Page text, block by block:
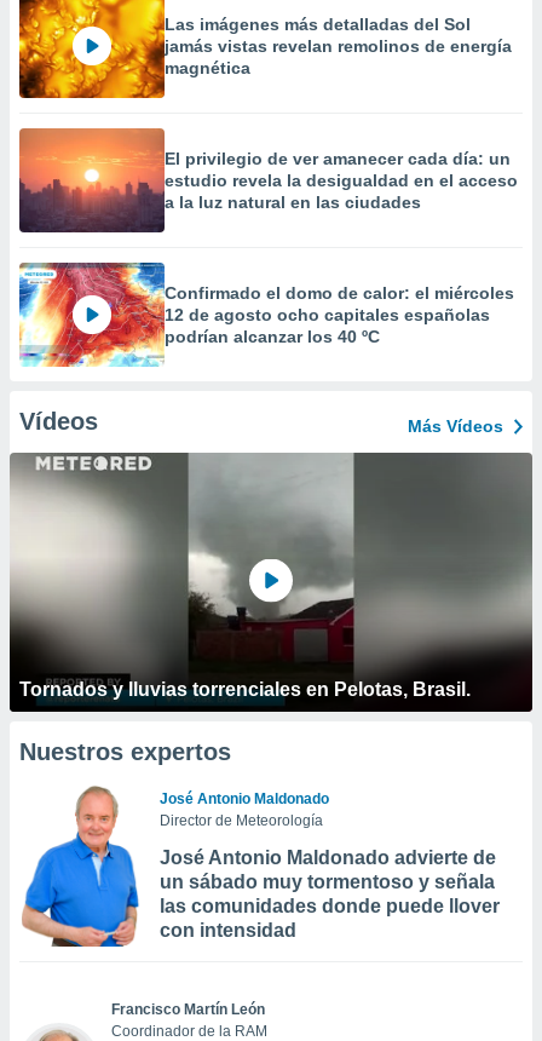
Las imágenes más detalladas del Sol
jamás vistas revelan remolinos de energía
magnética
El privilegio de ver amanecer cada día: un
estudio revela la desigualdad en el acceso
a la luz natural en las ciudades
Confirmado el domo de calor: el miércoles
12 de agosto ocho capitales españolas
podrían alcanzar los 40 ºC
Vídeos Más Vídeos
Tornados y lluvias torrenciales en Pelotas, Brasil.
Nuestros expertos
José Antonio Maldonado
Director de Meteorología
José Antonio Maldonado advierte de
un sábado muy tormentoso y señala
las comunidades donde puede llover
con intensidad
Francisco Martín León
Coordinador de la RAM